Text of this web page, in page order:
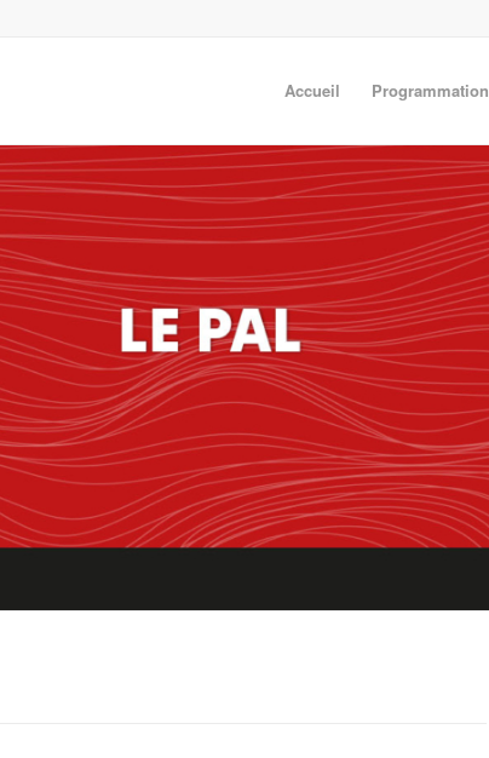
Accueil Programmation